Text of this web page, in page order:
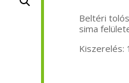
Beltéri
sima
Kiszerelés: